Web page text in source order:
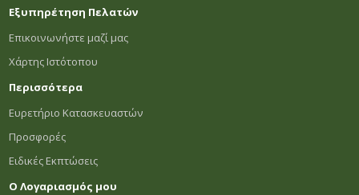
Εξυπηρέτηση Πελατών
Επικοινωνήστε μαζί μας
Χάρτης Ιστότοπου
Περισσότερα
Ευρετήριο Κατασκευαστών
Προσφορές
Ειδικές Εκπτώσεις
Ο Λογαριασμός μου